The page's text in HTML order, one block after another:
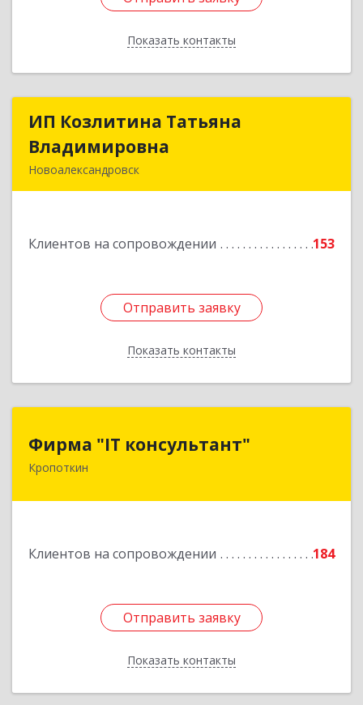
Показать контакты
Назад
ИП Козлитина Татьяна
Владимировна
Новоалександровск
Клиентов на сопровождении 153
Отправить заявку
Показать контакты
ИП Козлитина Татьяна
Подробнее
Отправить заявку
Назад
Фирма "IT консультант"
Кропоткин
Клиентов на сопровождении 184
Отправить заявку
Показать контакты
352389, Краснодарский край, Кавказский р-н,
Отправить заявку
Назад